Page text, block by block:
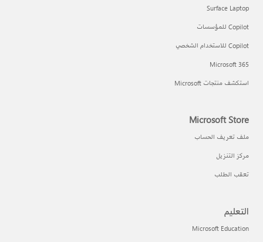
Surface Laptop
Copilot للمؤسسات
Copilot للاستخدام الشخصي
Microsoft 365
استكشف منتجات Microsoft
Microsoft Store
ملف تعريف الحساب
مركز التنزيل
تعقب الطلب
التعليم
Microsoft Education